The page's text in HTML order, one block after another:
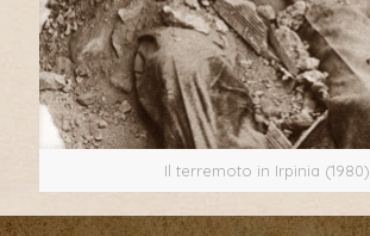
Il terremoto in Irpinia (1980)